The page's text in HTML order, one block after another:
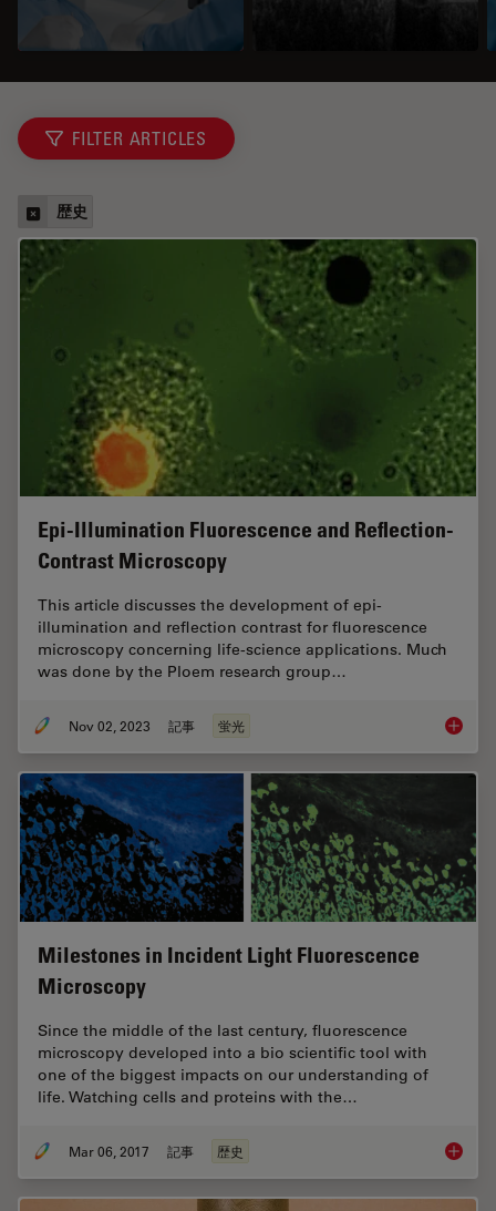
FILTER ARTICLES
歴史
Epi-Illumination Fluorescence and Reflection-
Contrast Microscopy
This article discusses the development of epi-
illumination and reflection contrast for fluorescence
microscopy concerning life-science applications. Much
was done by the Ploem research group…
Nov 02, 2023 記事 蛍光 Epi-
Milestones in Incident Light Fluorescence
Microscopy
Since the middle of the last century, fluorescence
microscopy developed into a bio scientific tool with
one of the biggest impacts on our understanding of
life. Watching cells and proteins with the…
Mar 06, 2017 記事 歴史